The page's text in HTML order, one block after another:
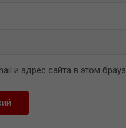
и адрес сайта в этом